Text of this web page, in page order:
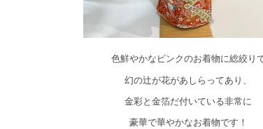
色鮮やかなピンクのお着物に総絞り
幻の辻が花があしらってあり、
金彩と金箔だ付いている非常に
豪華で華やかなお着物です！